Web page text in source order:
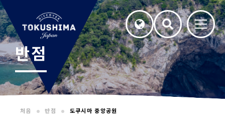
반점
처음 반점 도쿠시마 중앙공원